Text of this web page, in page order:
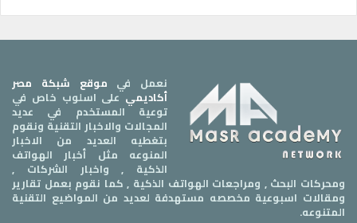
نعمل في موقع شبكة مصر
أكاديميعلى اسلوب خاص في
توعية المستخدم في عديد
المجالات والاخبار التقنية ونقوم
بتغطيه العديد من الاخبار
المنوعه مثل أخبار الهواتف
الذكية , واخبار الشركات ,
ومحركات البحث , ومراجعات الهواتف الذكية , كما نقوم بعمل تقارير
ومقالات اسبوعية مخصصه مستهدفة لعديد من المواضيع التقنية
المتنوعه.